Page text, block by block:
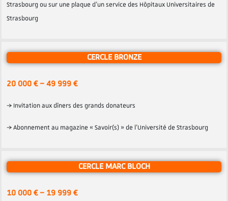
Strasbourg ou sur une plaque d’un service des Hôpitaux Universitaires de
Strasbourg
CERCLE BRONZE
20 000 € – 49 999 €
→ Invitation aux dîners des grands donateurs
→ Abonnement au magazine « Savoir(s) » de l’Université de Strasbourg
CERCLE MARC BLOCH
10 000 € – 19 999 €